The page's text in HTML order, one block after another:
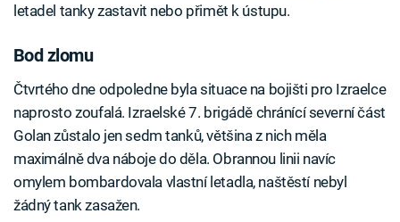
letadel tanky zastavit nebo přimět k ústupu.
Bod zlomu
Čtvrtého dne odpoledne byla situace na bojišti pro Izraelce
naprosto zoufalá. Izraelské 7. brigádě chránící severní část
Golan zůstalo jen sedm tanků, většina z nich měla
maximálně dva náboje do děla. Obrannou linii navíc
omylem bombardovala vlastní letadla, naštěstí nebyl
žádný tank zasažen.